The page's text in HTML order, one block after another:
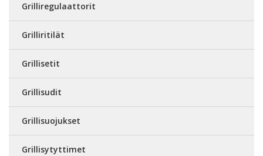
Grilliregulaattorit
Grilliritilät
Grillisetit
Grillisudit
Grillisuojukset
Grillisytyttimet